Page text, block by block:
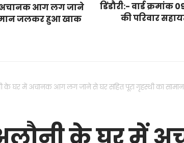
में अचानक आग लग जाने
जलकर हुआ खाक
डिंडौरी:- वार्ड क्रमांक
की परिवार
के घर में अचानक आग लग जाने से घर सहित पूरा गृहस्थी का